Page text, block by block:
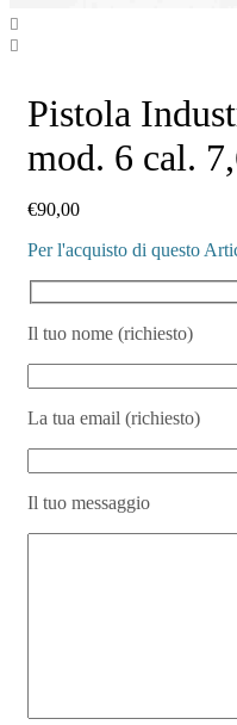
Pistola
mod. 6 cal.
€90,00
Per l'acquisto di questo
Il tuo nome (richiesto)
La tua email (richiesto)
Il tuo messaggio